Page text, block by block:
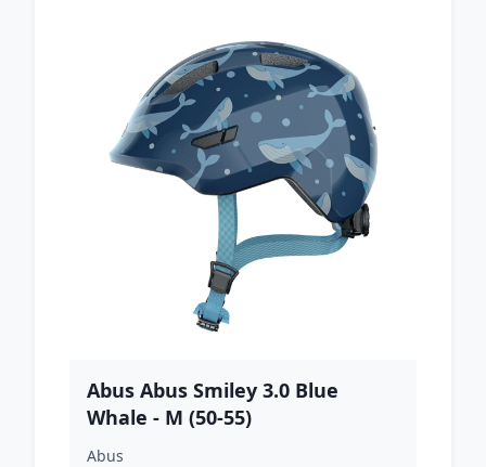
Abus Abus Smiley 3.0 Blue
Whale - M (50-55)
Abus